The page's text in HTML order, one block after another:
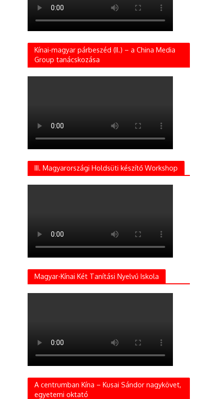
Kínai-magyar párbeszéd (II.) – a China Media
Group tanácskozása
III. Magyarországi Holdsüti készítő Workshop
Magyar-Kínai Két Tanítási Nyelvű Iskola
A centrumban Kína – Kusai Sándor nagykövet,
egyetemi oktató